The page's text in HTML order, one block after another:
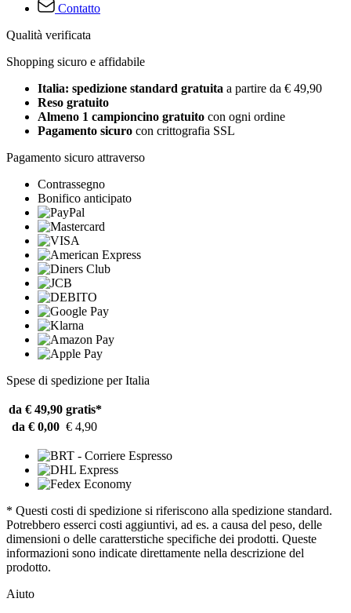
Contatto
Qualità verificata
Shopping sicuro e affidabile
Italia: spedizione standard gratuita a partire da € 49,90
Reso gratuito
Almeno 1 campioncino gratuito con ogni ordine
Pagamento sicuro con crittografia SSL
Pagamento sicuro attraverso
Contrassegno
Bonifico anticipato
Spese di spedizione per Italia
da € 49,90 gratis*
da € 0,00 € 4,90
* Questi costi di spedizione si riferiscono alla spedizione standard.
Potrebbero esserci costi aggiuntivi, ad es. a causa del peso, delle
dimensioni o delle caratterstiche specifiche dei prodotti. Queste
informazioni sono indicate direttamente nella descrizione del
prodotto.
Aiuto